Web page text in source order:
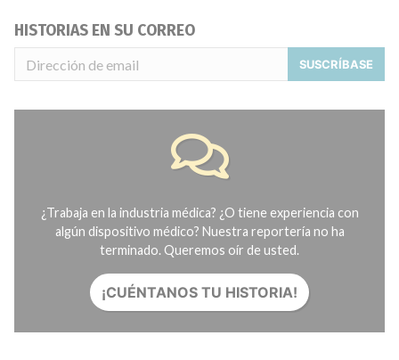
HISTORIAS EN SU CORREO
SUSCRÍBASE
¿Trabaja en la industria médica? ¿O tiene experiencia con
algún dispositivo médico? Nuestra reportería no ha
terminado. Queremos oír de usted.
¡CUÉNTANOS TU HISTORIA!